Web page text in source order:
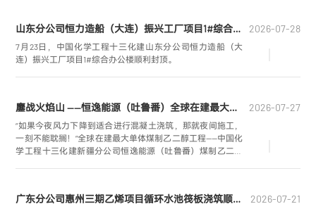
山东分公司恒力造船（大连）振兴工厂项目1#综合办公楼顺利封顶 2026-07-28
7月23日，中国化学工程十三化建山东分公司恒力造船（大
连）振兴工厂项目1#综合办公楼顺利封顶。
鏖战火焰山 ——恒逸能源（吐鲁番）全球在建最大单体煤制乙二醇工程纪实 2026-07-27
“如果今夜风力下降到适合进行混凝土浇筑，那就夜间施工，
一刻不能耽搁！”全球在建最大单体煤制乙二醇工程——中国化
学工程十三化建新疆分公司恒逸能源（吐鲁番）煤制乙二醇
广东分公司惠州三期乙烯项目循环水池筏板浇筑顺利完成 2026-07-21